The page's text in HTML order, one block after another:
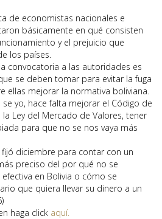
de economistas nacionales e
básicamente en qué consisten
y el prejuicio que
los países.
convocatoria a las autoridades es
se deben tomar para evitar la fuga
ellas mejorar la normativa boliviana.
yo, hace falta mejorar el Código de
Ley del Mercado de Valores, tener
para que no se nos vaya más
diciembre para contar con un
preciso del por qué no se
en Bolivia o cómo se
que quiera llevar su dinero a un
haga click aquí.